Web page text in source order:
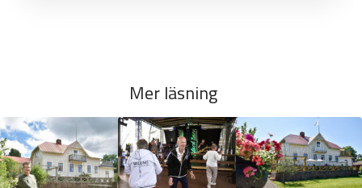
Mer läsning